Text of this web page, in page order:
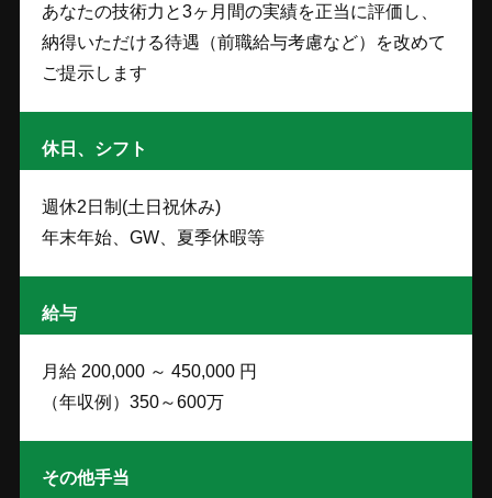
あなたの技術力と3ヶ月間の実績を正当に評価し、
納得いただける待遇（前職給与考慮など）を改めて
ご提示します
休日、シフト
週休2日制(土日祝休み)
年末年始、GW、夏季休暇等
給与
月給 200,000 ～ 450,000 円
（年収例）350～600万
その他手当